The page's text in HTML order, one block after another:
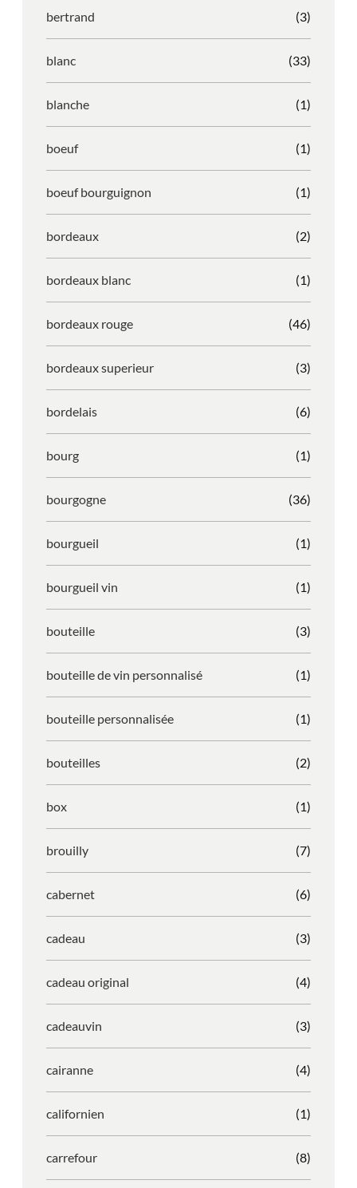
bertrand (3)
blanc (33)
blanche (1)
boeuf (1)
boeuf bourguignon (1)
bordeaux (2)
bordeaux blanc (1)
bordeaux rouge (46)
bordeaux superieur (3)
bordelais (6)
bourg (1)
bourgogne (36)
bourgueil (1)
bourgueil vin (1)
bouteille (3)
bouteille de vin personnalisé (1)
bouteille personnalisée (1)
bouteilles (2)
box (1)
brouilly (7)
cabernet (6)
cadeau (3)
cadeau original (4)
cadeauvin (3)
cairanne (4)
californien (1)
carrefour (8)